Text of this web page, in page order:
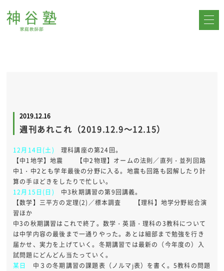
2019.12.16
週刊あれこれ（2019.12.9～12.15）
12月14日(土)
理科講座の第24回。
【中1地学】地震 【中2物理】オームの法則／直列・並列回路
中1・中2とも学年最後の分野に入る。地震も回路も図解したり計
算の手ほどきをしたりで忙しい。
12月15日(日)
中3秋期講習の第9回講義。
【数学】三平方の定理(2)／標本調査 【理科】地学分野総合演
習ほか
中3の秋期講習はこれで終了。数学・英語・理科の3教科について
は中学内容の最後まで一通りやった。あとは細部まで勉強を行き
届かせ、実力を上げていく。冬期講習では最新の（今年度の）入
試問題にどんどん当たっていく。
某日
中３の冬期講習の課題表（ノルマj表）を書く。5教科の問題